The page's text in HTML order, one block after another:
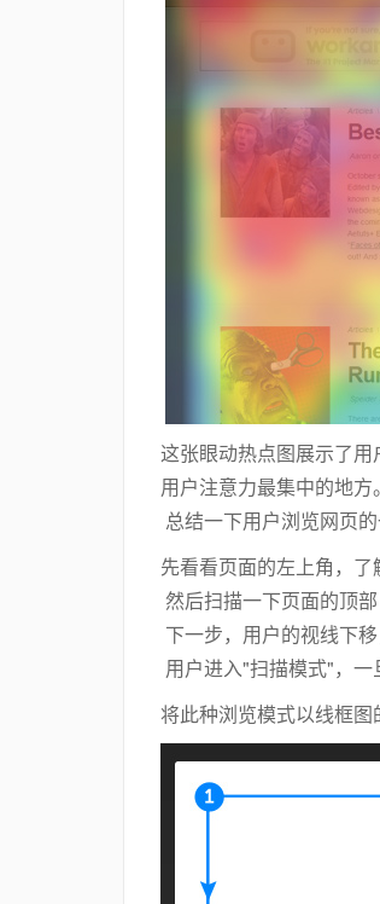
这张眼动热点图展示了
用户注意力最集中的地方。
总结一下用户浏览网页的
先看看页面的左上角，
然后扫描一下页面的顶
下一步，用户的视线下
用户进入"扫描模式"，一
将此种浏览模式以线框图